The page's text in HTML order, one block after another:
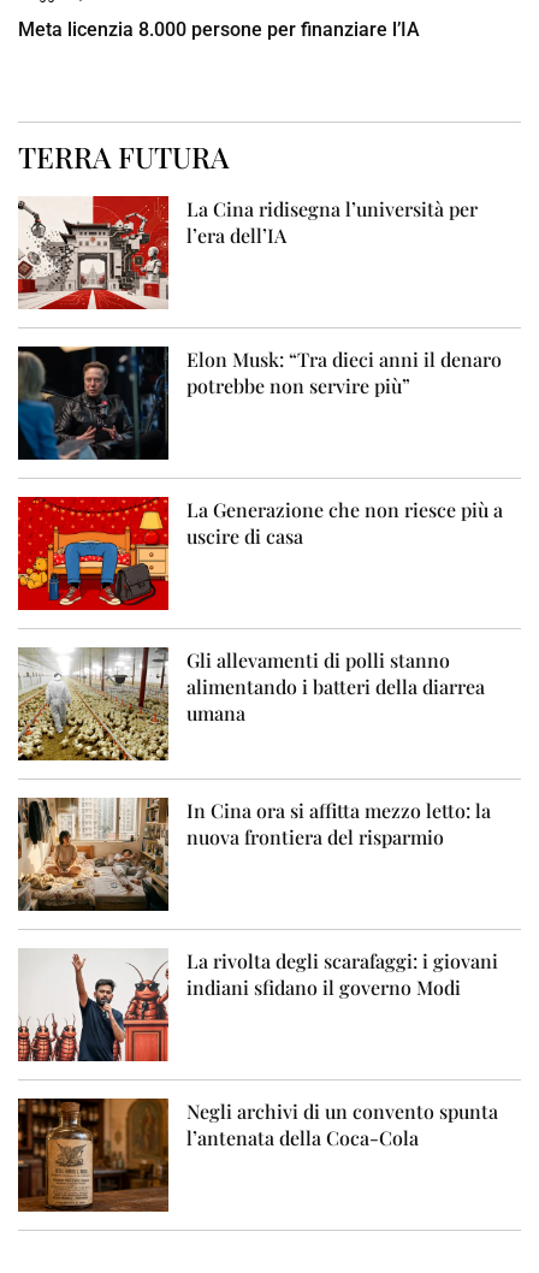
Meta licenzia 8.000 persone per finanziare l’IA
TERRA FUTURA
La Cina ridisegna l’università per
l’era dell’IA
Elon Musk: “Tra dieci anni il denaro
potrebbe non servire più”
La Generazione che non riesce più a
uscire di casa
Gli allevamenti di polli stanno
alimentando i batteri della diarrea
umana
In Cina ora si affitta mezzo letto: la
nuova frontiera del risparmio
La rivolta degli scarafaggi: i giovani
indiani sfidano il governo Modi
Negli archivi di un convento spunta
l’antenata della Coca-Cola